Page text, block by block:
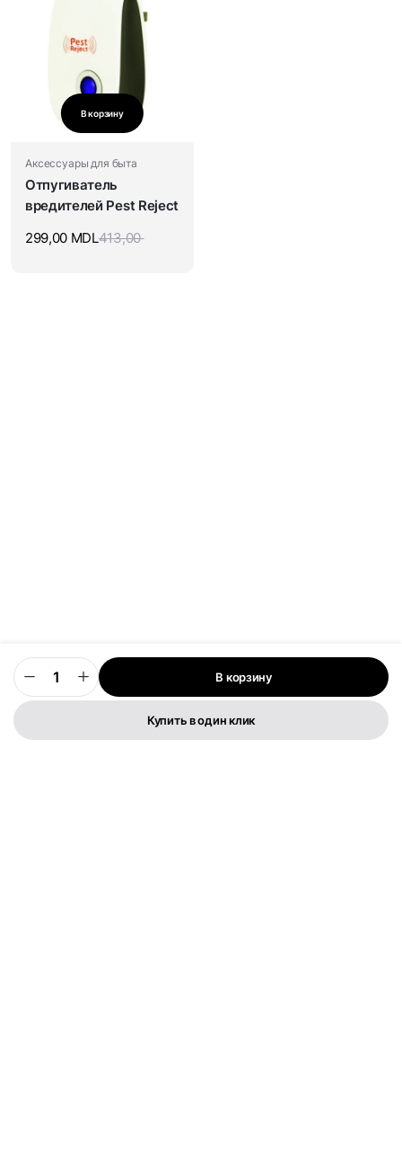
В корзину
Купить в один клик
В корзину
Аксессуары для быта
Отпугиватель
вредителей Pest Reject
413,00
299,00 MDL